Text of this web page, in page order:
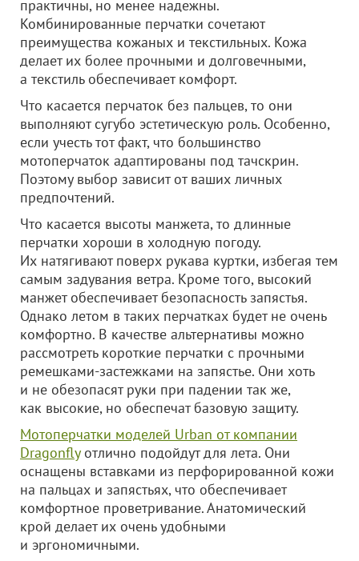
практичны, но менее надежны.
Комбинированные перчатки сочетают
преимущества кожаных и текстильных. Кожа
делает их более прочными и долговечными,
а текстиль обеспечивает комфорт.
Что касается перчаток без пальцев, то они
выполняют сугубо эстетическую роль. Особенно,
если учесть тот факт, что большинство
мотоперчаток адаптированы под тачскрин.
Поэтому выбор зависит от ваших личных
предпочтений.
Что касается высоты манжета, то длинные
перчатки хороши в холодную погоду.
Их натягивают поверх рукава куртки, избегая тем
самым задувания ветра. Кроме того, высокий
манжет обеспечивает безопасность запястья.
Однако летом в таких перчатках будет не очень
комфортно. В качестве альтернативы можно
рассмотреть короткие перчатки с прочными
ремешками-застежками на запястье. Они хоть
и не обезопасят руки при падении так же,
как высокие, но обеспечат базовую защиту.
Мотоперчатки моделей Urban от компании
Dragonflyотлично подойдут для лета. Они
оснащены вставками из перфорированной кожи
на пальцах и запястьях, что обеспечивает
комфортное проветривание. Анатомический
крой делает их очень удобными
и эргономичными.